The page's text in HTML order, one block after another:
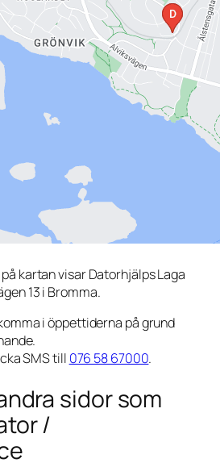
kartan visar Datorhjälps Laga
13 i Bromma.
i öppettiderna på grund
SMS till 076 58 67000.
sidor som
/